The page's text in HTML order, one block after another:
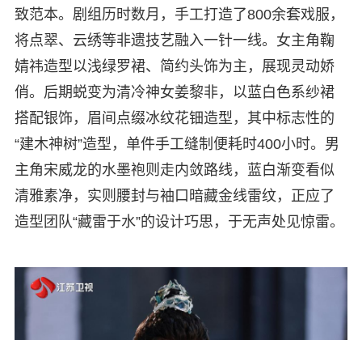
致范本。剧组历时数月，手工打造了800余套戏服，
将点翠、云绣等非遗技艺融入一针一线。女主角鞠
婧祎造型以浅绿罗裙、简约头饰为主，展现灵动娇
俏。后期蜕变为清冷神女姜黎非，以蓝白色系纱裙
搭配银饰，眉间点缀冰纹花钿造型，其中标志性的
“建木神树”造型，单件手工缝制便耗时400小时。男
主角宋威龙的水墨袍则走内敛路线，蓝白渐变看似
清雅素净，实则腰封与袖口暗藏金线雷纹，正应了
造型团队“藏雷于水”的设计巧思，于无声处见惊雷。